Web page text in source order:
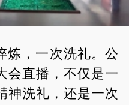
炼，一次洗礼。公
会直播，不仅是一
神洗礼，还是一次